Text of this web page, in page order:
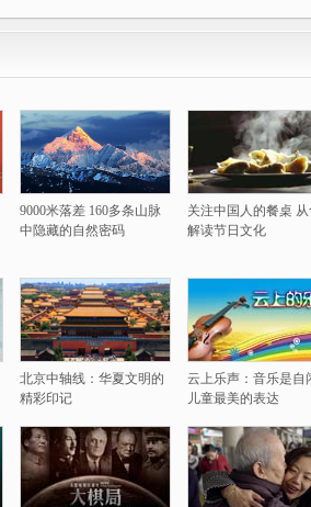
9000米落差 160多条山脉
中隐藏的自然密码
关注中国人的餐桌
解读节日文化
北京中轴线：华夏文明的
精彩印记
云上乐声：音乐是自
儿童最美的表达